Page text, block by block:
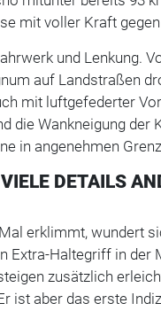
mit voller Kraft
und Lenkung.
auf Landstraßen
mit luftgefederter
die Wankneigung der
in angenehmen
DETAILS
erklimmt, wundert
Extra-Haltegriff in der
zusätzlich
ist aber das erste